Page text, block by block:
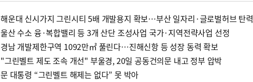
해운대 신시가지 그린시티 5배 개발용지 확보…부산 일자리·글로벌허브 탄력
울산 수소 융·복합밸리 등 3개 산단 조성사업 국가·지역전략사업 선정
경남 개발제한구역 1092만㎡ 풀린다…진해신항 등 성장 동력 확보
"그린벨트 제도 조속 개선" 부울경, 20일 공동건의문 내고 정부 압박
문 대통령 “그린벨트 해제는 없다” 못 박아